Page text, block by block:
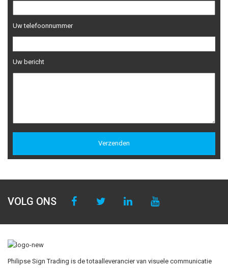
Uw telefoonnummer
Uw bericht
VOLG ONS
Philipse Sign Trading is de totaalleverancier van visuele communicatie